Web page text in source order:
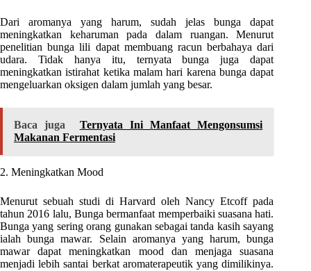
Dari aromanya yang harum, sudah jelas bunga dapat
meningkatkan keharuman pada dalam ruangan. Menurut
penelitian bunga lili dapat membuang racun berbahaya dari
udara. Tidak hanya itu, ternyata bunga juga dapat
meningkatkan istirahat ketika malam hari karena bunga dapat
mengeluarkan oksigen dalam jumlah yang besar.
Baca juga
Ternyata Ini Manfaat Mengonsumsi
Makanan Fermentasi
2. Meningkatkan Mood
Menurut sebuah studi di Harvard oleh Nancy Etcoff pada
tahun 2016 lalu, Bunga bermanfaat memperbaiki suasana hati.
Bunga yang sering orang gunakan sebagai tanda kasih sayang
ialah bunga mawar. Selain aromanya yang harum, bunga
mawar dapat meningkatkan mood dan menjaga suasana
menjadi lebih santai berkat aromaterapeutik yang dimilikinya.